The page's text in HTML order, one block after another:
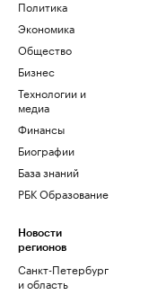
Политика
Экономика
Общество
Бизнес
Технологии и
медиа
Финансы
Биографии
База знаний
РБК Образование
Новости
регионов
Санкт-Петербург
и область